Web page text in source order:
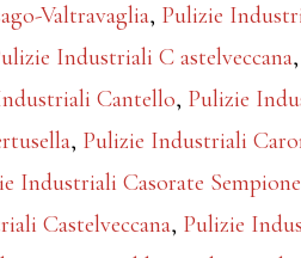
Valtravaglia, Pulizie
Industriali C astelveccana,
Cantello, Pulizie
, Pulizie Industriali
Industriali Casorate Sempione
Castelveccana, Pulizie